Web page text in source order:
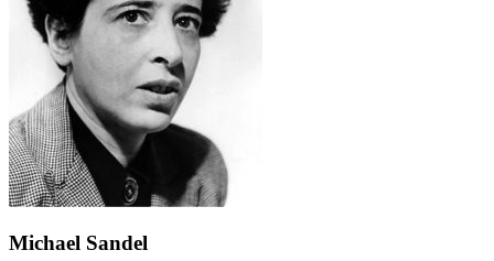
Michael Sandel